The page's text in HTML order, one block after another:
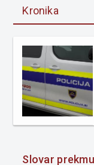
Kronika
Slovar